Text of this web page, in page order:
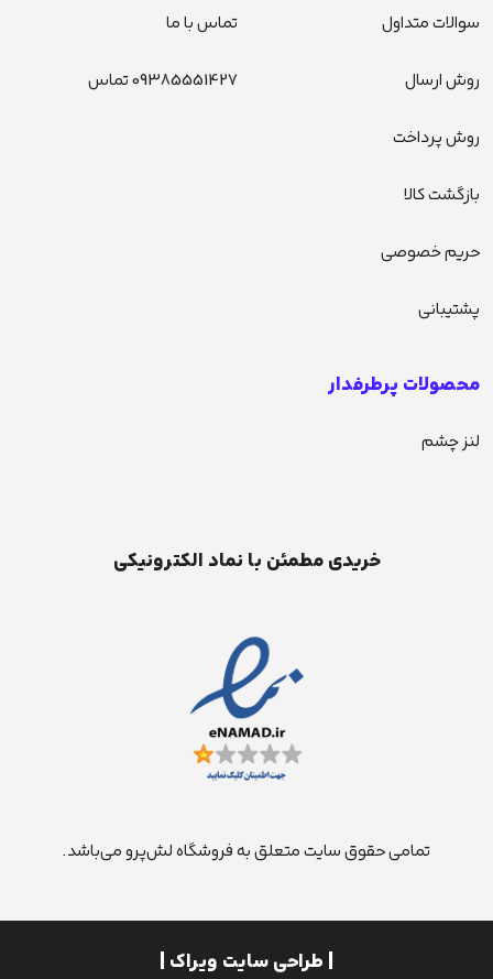
سوالات متداول
روش ارسال
روش پرداخت
بازگشت کالا
حریم خصوصی
پشتیبانی
تماس با ما
09385551427 تماس
محصولات پرطرفدار
لنز چشم
خریدی مطمئن با نماد الکترونیکی
تمامی حقوق سایت متعلق به فروشگاه لش‌پرو می‌باشد.
| طراحی سایت ویراک |